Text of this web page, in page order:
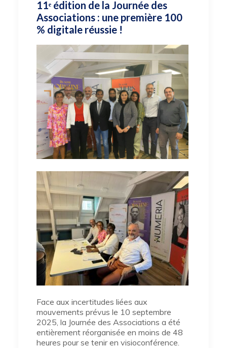
11ᵉ édition de la Journée des
Associations : une première 100
% digitale réussie !
Face aux incertitudes liées aux
mouvements prévus le 10 septembre
2025, la Journée des Associations a été
entièrement réorganisée en moins de 48
heures pour se tenir en visioconférence.